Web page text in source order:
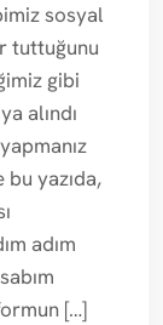
sosyal
tuttuğunu
gibi
alındı
yazıda,
adım
[…]